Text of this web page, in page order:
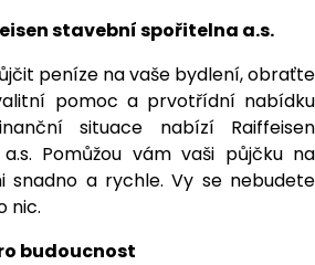
stavební spořitelna a.s.
peníze na vaše bydlení, obraťte
pomoc a prvotřídní nabídku
situace nabízí Raiffeisen
Pomůžou vám vaši půjčku na
snadno a rychle. Vy se nebudete
nic.
budoucnost